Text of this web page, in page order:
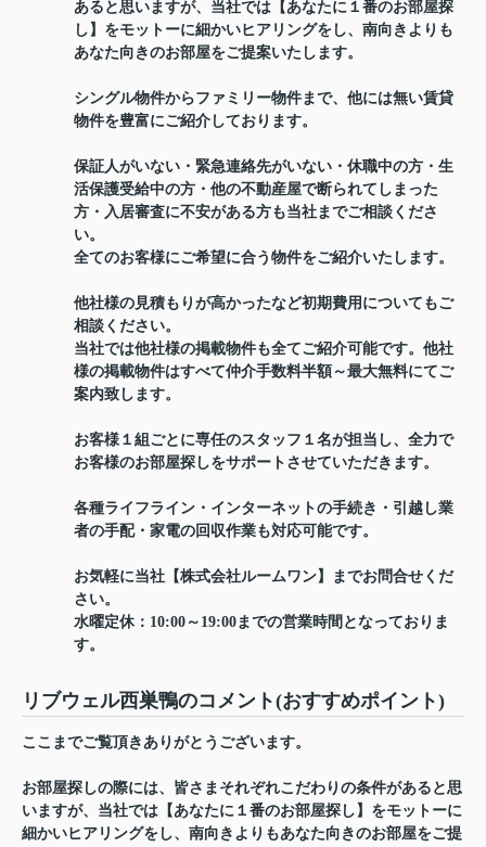
あると思いますが、当社では【あなたに１番のお部屋探
し】をモットーに細かいヒアリングをし、南向きよりも
あなた向きのお部屋をご提案いたします。
シングル物件からファミリー物件まで、他には無い賃貸
物件を豊富にご紹介しております。
保証人がいない・緊急連絡先がいない・休職中の方・生
活保護受給中の方・他の不動産屋で断られてしまった
方・入居審査に不安がある方も当社までご相談くださ
い。
全てのお客様にご希望に合う物件をご紹介いたします。
他社様の見積もりが高かったなど初期費用についてもご
相談ください。
当社では他社様の掲載物件も全てご紹介可能です。他社
様の掲載物件はすべて仲介手数料半額～最大無料にてご
案内致します。
お客様１組ごとに専任のスタッフ１名が担当し、全力で
お客様のお部屋探しをサポートさせていただきます。
各種ライフライン・インターネットの手続き・引越し業
者の手配・家電の回収作業も対応可能です。
お気軽に当社【株式会社ルームワン】までお問合せくだ
さい。
水曜定休：10:00～19:00までの営業時間となっておりま
す。
リブウェル西巣鴨のコメント(おすすめポイント)
ここまでご覧頂きありがとうございます。
お部屋探しの際には、皆さまそれぞれこだわりの条件があると思
いますが、当社では【あなたに１番のお部屋探し】をモットーに
細かいヒアリングをし、南向きよりもあなた向きのお部屋をご提